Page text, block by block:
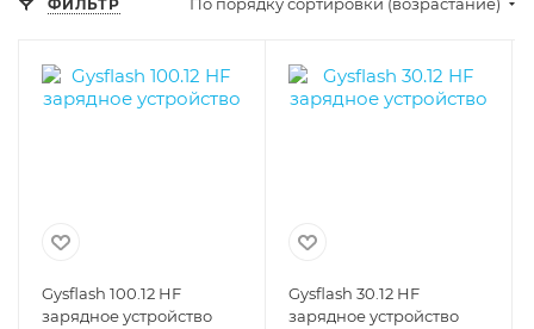
ФИЛЬТР
Gysflash 100.12 HF
зарядное устройство
Gysflash 30.12 HF
зарядное устройство